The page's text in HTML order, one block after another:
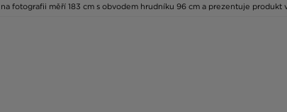
fotografii měří 183 cm s obvodem hrudníku 96 cm a prezentuje produkt